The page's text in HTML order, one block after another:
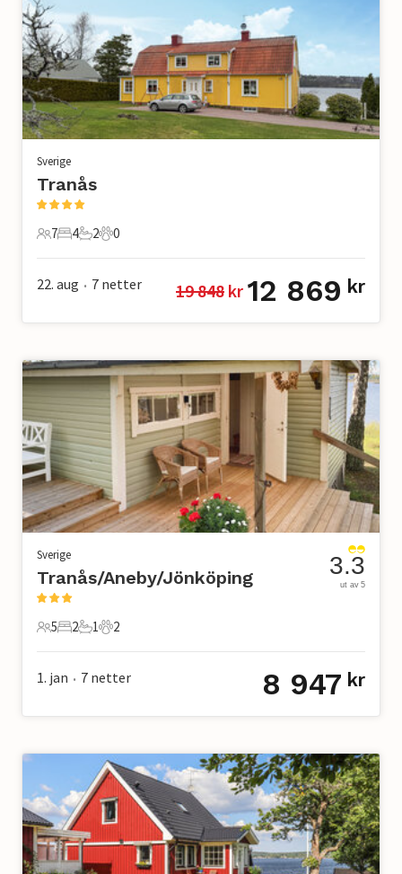
Sverige
Tranås
7 Gjester
7
4 Soverom
4
2 Bad
2
0 Kjæledyr
0
22. aug • 7 netter 19 848 kr 12 869 kr
Sverige
Tranås/Aneby/Jönköping
5 Gjester
5
2 Soverom
2
1 Bad
1
2 Kjæledyr
2
3.3
ut av 5
1. jan • 7 netter 8 947 kr